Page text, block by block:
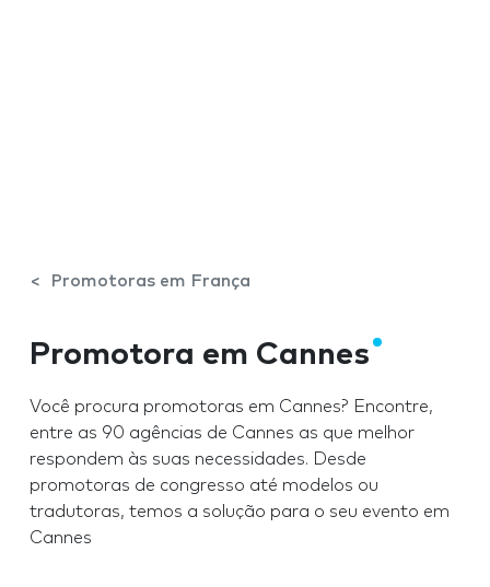
Promotoras em França
Promotora em Cannes
Você procura promotoras em Cannes? Encontre,
entre as 90 agências de Cannes as que melhor
respondem às suas necessidades. Desde
promotoras de congresso até modelos ou
tradutoras, temos a solução para o seu evento em
Cannes